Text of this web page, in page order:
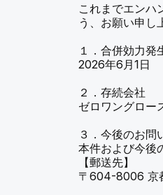
これまでエンハ
う、お願い申し
１．合併効力発
2026年6月1日
２．存続会社
ゼロワングロー
３．今後のお問
本件および今後
【郵送先】
〒604-8006 京